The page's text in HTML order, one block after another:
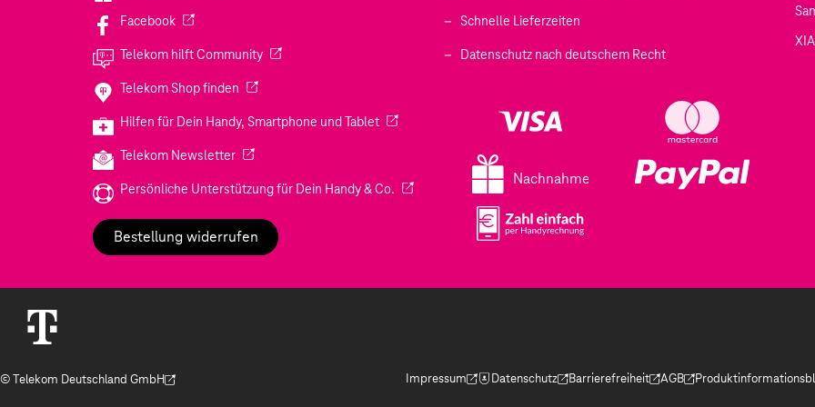
Facebook(Wird in einem neuen Tab geöffnet)
Telekom hilft Community(Wird in einem neuen Tab geöffnet)
Telekom Shop finden (Wird in einem neuen Tab geöffnet)
Hilfen für Dein Handy, Smartphone und Tablet(Wird in einem neuen Tab geöffnet)
Telekom Newsletter(Wird in einem neuen Tab geöffnet)
Persönliche Unterstützung für Dein Handy & Co. (Wird in einem neuen Tab geöffnet)
Bestellung widerrufen
Schnelle Lieferzeiten
Datenschutz nach deutschem Recht
Nachnahme
© Telekom Deutschland GmbH
(Der Link wird in einem neuen Tab geöffnet)
Impressum
(Der Link wird in einem neuen Tab geöffnet)
Datenschutz
(Der Link wird in einem neuen Tab geöffnet)
Barrierefreiheit
(Der Link wird in einem neuen Tab geöffnet)
AGB
(Der Link wird in einem
(Der Link wird in